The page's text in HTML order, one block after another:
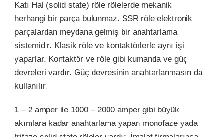
Katı Hal (solid state) röle rölelerde mekanik
herhangi bir parça bulunmaz. SSR röle elektronik
parçalardan meydana gelmiş bir anahtarlama
sistemidir. Klasik röle ve kontaktörlerle aynı işi
yaparlar. Kontaktör ve röle gibi kumanda ve güç
devreleri vardır. Güç devresinin anahtarlanmasın da
kullanılır.
1 – 2 amper ile 1000 – 2000 amper gibi büyük
akımlara kadar anahtarlama yapan monofaze yada